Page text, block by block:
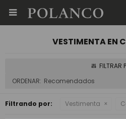

VESTIMENTA EN
Recomendados
Filtrando por: Vestimenta